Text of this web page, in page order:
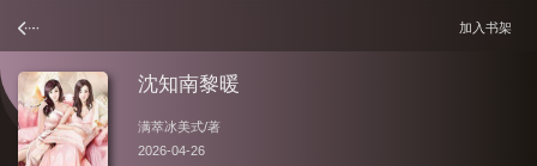
加入书架
沈知南黎暖
满萃冰美式/著
2026-04-26